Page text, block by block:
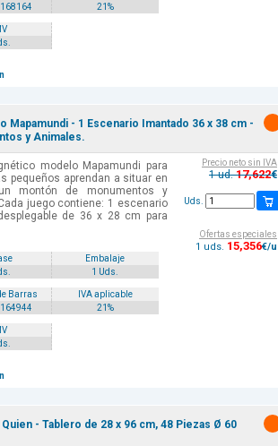
21%
Mapamundi - 1 Escenario Imantado 36 x 38 cm -
y Animales.
modelo Mapamundi para
pequeños aprendan a situar en
montón de monumentos y
juego contiene: 1 escenario
de 36 x 28 cm para
Embalaje
1 Uds.
Barras
IVA aplicable
21%
Precio neto sin IVA
1 ud.17,622€
Uds.
Ofertas especiales
1 uds. 15,356€/u
- Tablero de 28 x 96 cm, 48 Piezas Ø 60